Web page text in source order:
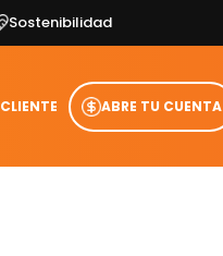
Sostenibilidad
ABRE TU CUENTA